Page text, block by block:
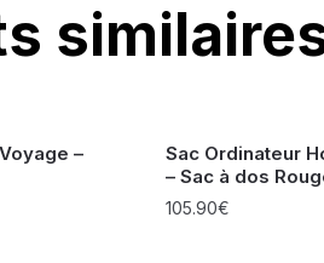
–
Sac Ordinateur
– Sac à dos
105.90€